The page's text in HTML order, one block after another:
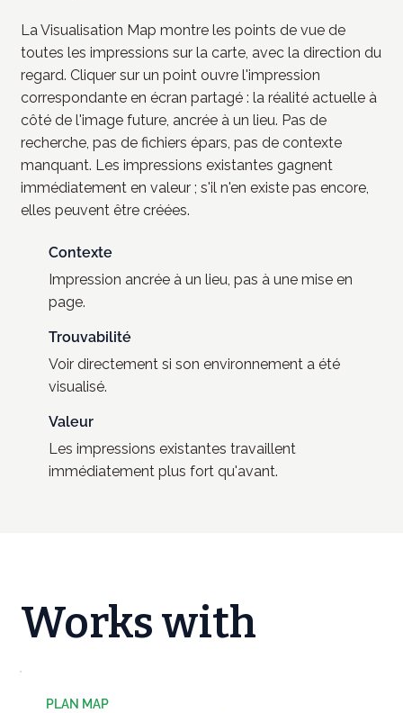
La Visualisation Map montre les points de vue de
toutes les impressions sur la carte, avec la direction du
regard. Cliquer sur un point ouvre l'impression
correspondante en écran partagé : la réalité actuelle à
côté de l'image future, ancrée à un lieu. Pas de
recherche, pas de fichiers épars, pas de contexte
manquant. Les impressions existantes gagnent
immédiatement en valeur ; s'il n'en existe pas encore,
elles peuvent être créées.
Contexte
Impression ancrée à un lieu, pas à une mise en
page.
Trouvabilité
Voir directement si son environnement a été
visualisé.
Valeur
Les impressions existantes travaillent
immédiatement plus fort qu'avant.
Works with
PLAN MAP